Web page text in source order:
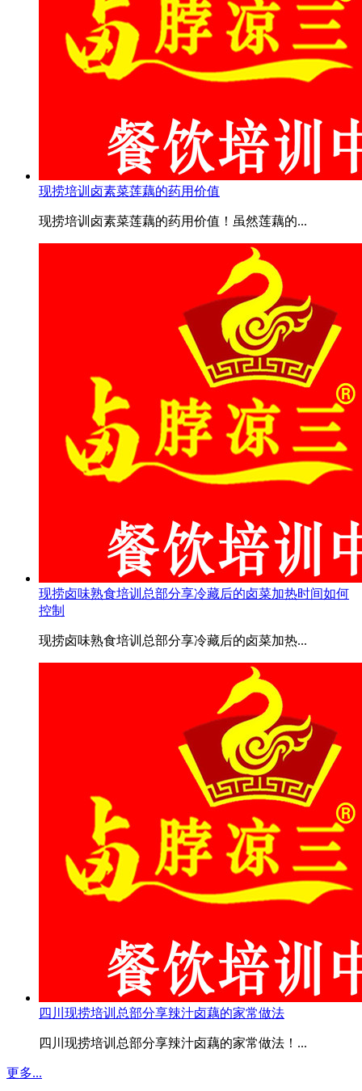
现捞培训卤素菜莲藕的药用价值
现捞培训卤素菜莲藕的药用价值！虽然莲藕的...
现捞卤味熟食培训总部分享冷藏后的卤菜加热时间如何
控制
现捞卤味熟食培训总部分享冷藏后的卤菜加热...
四川现捞培训总部分享辣汁卤藕的家常做法
四川现捞培训总部分享辣汁卤藕的家常做法！...
更多...